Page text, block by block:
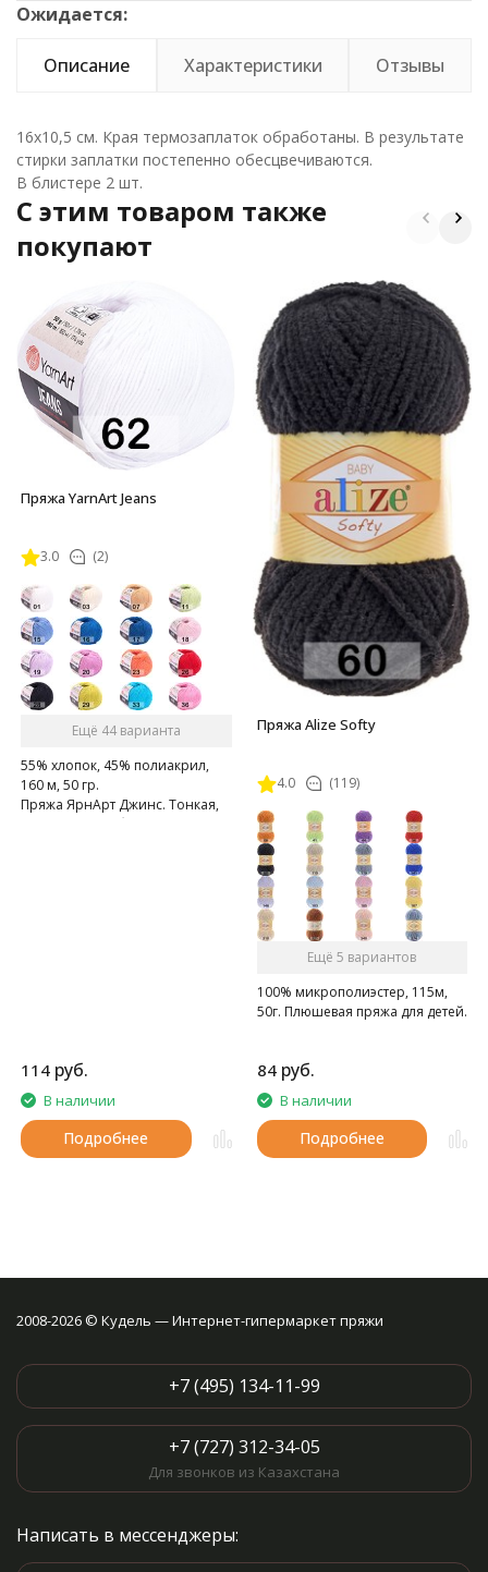
Ожидается:
Описание Характеристики Отзывы
16х10,5 см. Края термозаплаток обработаны. В результате
стирки заплатки постепенно обесцвечиваются.
В блистере 2 шт.
C этим товаром также
покупают
Пряжа YarnArt Jeans
3.0 (2)
Ещё 44 варианта
55% хлопок, 45% полиакрил,
160 м, 50 гр.
Пряжа ЯрнАрт Джинс. Тонкая,
мягкая, слегка бархатистая
114 руб.
В наличии
Подробнее
Пряжа Alize Softy
4.0 (119)
Ещё 5 вариантов
100% микрополиэстер, 115м,
50г. Плюшевая пряжа для детей.
84 руб.
В наличии
Подробнее
2008-2026 © Кудель — Интернет-гипермаркет пряжи
+7 (495) 134-11-99
+7 (727) 312-34-05
Для звонков из Казахстана
Написать в мессенджеры: